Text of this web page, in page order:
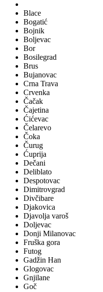
Blace
Bogatić
Bojnik
Boljevac
Bor
Bosilegrad
Brus
Bujanovac
Crna Trava
Crvenka
Čačak
Čajetina
Ćićevac
Čelarevo
Čoka
Čurug
Ćuprija
Dečani
Deliblato
Despotovac
Dimitrovgrad
Divčibare
Djakovica
Djavolja varoš
Doljevac
Donji Milanovac
Fruška gora
Futog
Gadžin Han
Glogovac
Gnjilane
Goč